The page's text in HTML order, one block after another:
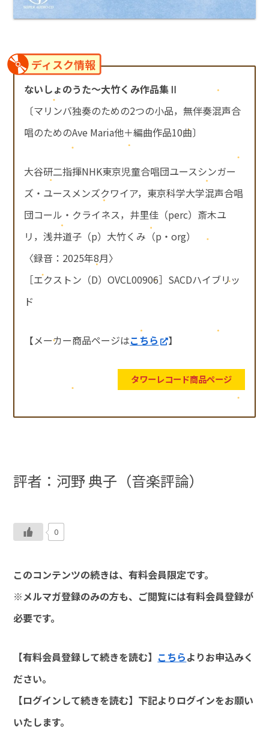
ディスク情報
ないしょのうた～大竹くみ作品集Ⅱ
〔マリンバ独奏のための2つの小品，無伴奏混声合
唱のためのAve Maria他＋編曲作品10曲〕
大谷研二指揮NHK東京児童合唱団ユースシンガー
ズ・ユースメンズクワイア，東京科学大学混声合唱
団コール・クライネス，井里佳（perc）斎木ユ
リ，浅井道子（p）大竹くみ（p・org）
〈録音：2025年8月〉
［エクストン（D）OVCL00906］SACDハイブリッ
ド
【メーカー商品ページはこちら 】
タワーレコード商品ページ
評者：河野 典子（音楽評論）
0
このコンテンツの続きは、有料会員限定です。
※メルマガ登録のみの方も、ご閲覧には有料会員登録が
必要です。
【有料会員登録して続きを読む】 こちらよりお申込みく
ださい。
【ログインして続きを読む】下記よりログインをお願い
いたします。